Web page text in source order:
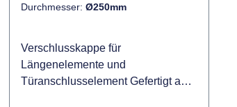
Durchmesser:Ø250mm
Verschlusskappe für
Längenelemente und
Türanschlusselement Gefertigt aus